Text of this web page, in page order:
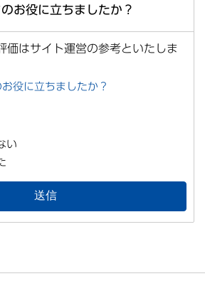
お役に立ちましたか？
価はサイト運営の参考といたしま
役に立ちましたか？
い